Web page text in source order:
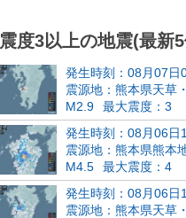
震度3以上の地震(最新
発生時刻：08月07日
震源地：熊本県天草
M2.9
最大震度：3
発生時刻：08月06日
震源地：熊本県熊本
M4.5
最大震度：4
発生時刻：08月06日
震源地：熊本県天草